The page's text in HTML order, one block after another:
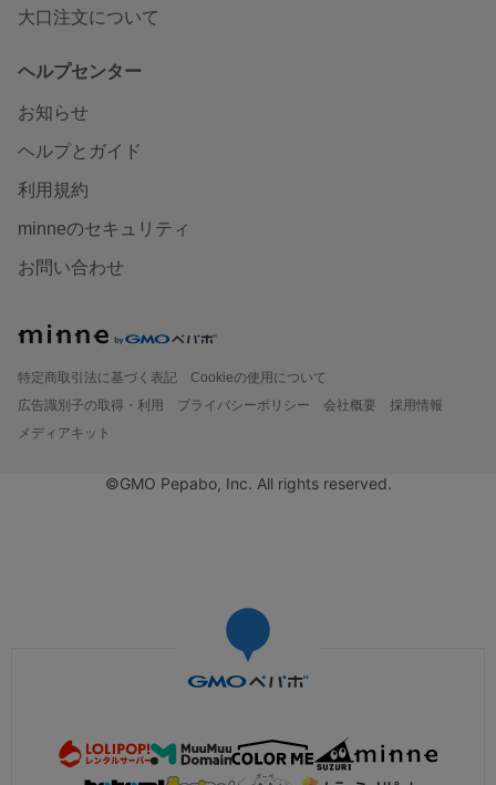
大口注文について
ヘルプセンター
お知らせ
ヘルプとガイド
利用規約
minneのセキュリティ
お問い合わせ
特定商取引法に基づく表記
Cookieの使用について
広告識別子の取得・利用
プライバシーポリシー 会社概要
採用情報
メディアキット
©GMO Pepabo, Inc. All rights reserved.